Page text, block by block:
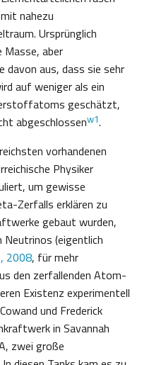
mit nahezu
Ursprünglich
Masse, aber
aus, dass sie sehr
auf weniger als ein
geschätzt,
abgeschlossenw1.
vorhandenen
Physiker
um gewisse
Zerfalls erklären zu
gebaut wurden,
Neutrinos (eigentlich
2008, für mehr
den zerfallenden Atom-
Existenz experimentell
und Frederick
in Savannah
zwei große